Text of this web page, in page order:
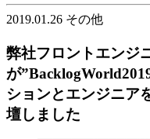
2019.01.26 その他
弊社フロントエンジ
が
ションとエンジニア
壇しました